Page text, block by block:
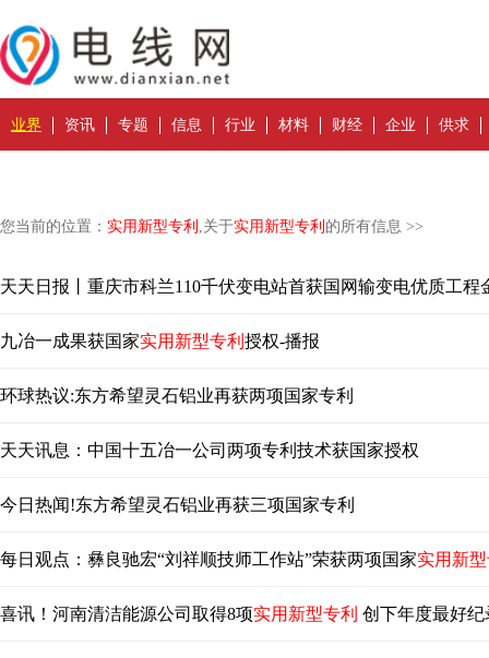
业界 资讯 专题 信息 行业 材料 财经 企业 供求
您当前的位置： 实用新型专利 ,关于实用新型专利 的所有信息 >>
天天日报丨重庆市科兰110千伏变电站首获国网输变电优质工程
九冶一成果获国家实用新型专利 授权-播报
环球热议:东方希望灵石铝业再获两项国家专利
天天讯息：中国十五冶一公司两项专利技术获国家授权
今日热闻!东方希望灵石铝业再获三项国家专利
每日观点：彝良驰宏“刘祥顺技师工作站”荣获两项国家实用新
喜讯！河南清洁能源公司取得8项实用新型专利 创下年度最好纪